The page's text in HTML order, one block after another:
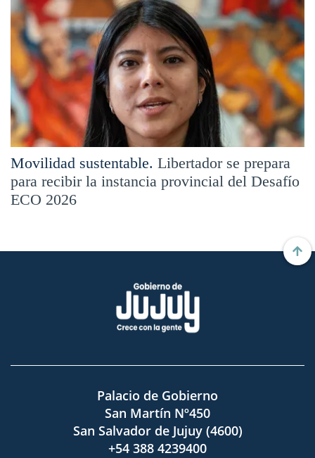
Movilidad sustentable. Libertador se prepara
para recibir la instancia provincial del Desafío
ECO 2026
Palacio de Gobierno
San Martín Nº450
San Salvador de Jujuy (4600)
+54 388 4239400